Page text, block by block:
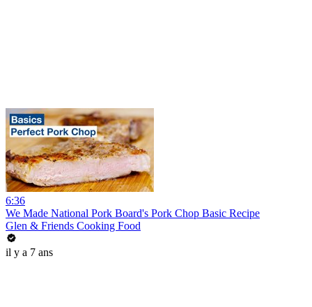
6:36
We Made National Pork Board's Pork Chop Basic Recipe
Glen & Friends Cooking Food
il y a 7 ans